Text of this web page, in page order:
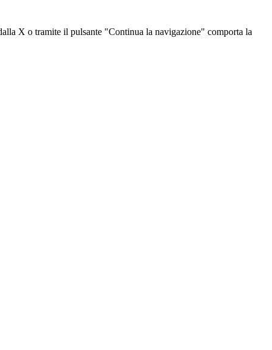
X o tramite il pulsante "Continua la navigazione" comporta la